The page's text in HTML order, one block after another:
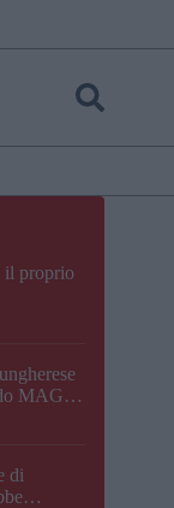
proprio
MAGA,
di